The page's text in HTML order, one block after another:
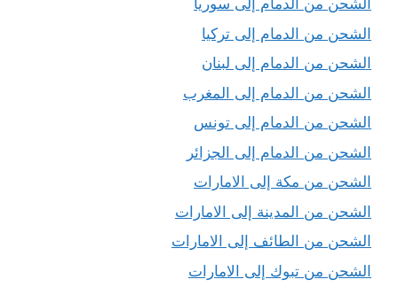
الشحن من الدمام إلى سوريا
الشحن من الدمام إلى تركيا
الشحن من الدمام إلى لبنان
الشحن من الدمام إلى المغرب
الشحن من الدمام إلى تونس
الشحن من الدمام إلى الجزائر
الشحن من مكة إلى الامارات
الشحن من المدينة إلى الامارات
الشحن من الطائف إلى الامارات
الشحن من تبوك إلى الامارات